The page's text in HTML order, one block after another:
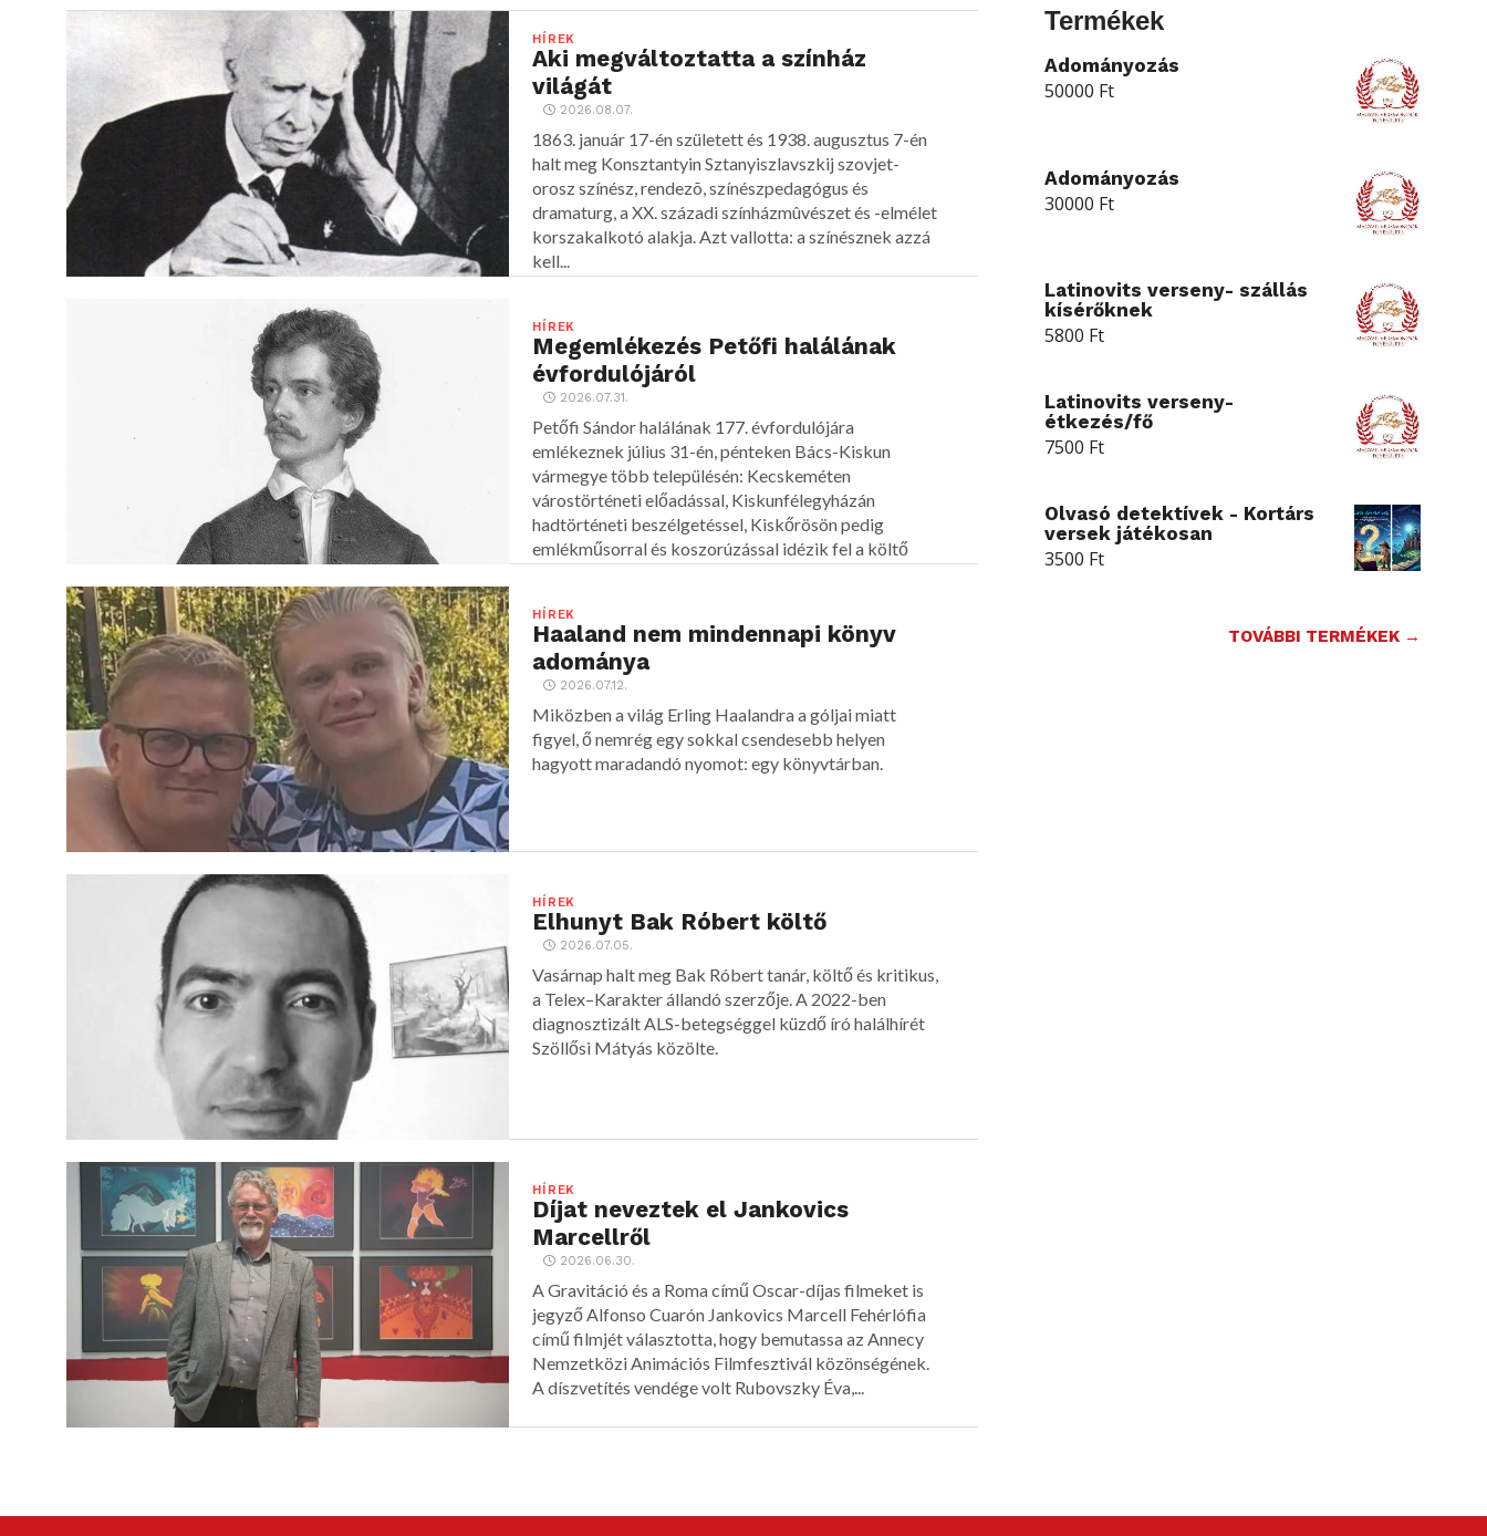
HÍREK
Aki megváltoztatta a színház
világát
2026.08.07.
1863. január 17-én született és 1938. augusztus 7-én
halt meg Konsztantyin Sztanyiszlavszkij szovjet-
orosz színész, rendezõ, színészpedagógus és
dramaturg, a XX. századi színházmûvészet és -elmélet
korszakalkotó alakja. Azt vallotta: a színésznek azzá
kell...
HÍREK
Megemlékezés Petőfi halálának
évfordulójáról
2026.07.31.
Petőfi Sándor halálának 177. évfordulójára
emlékeznek július 31-én, pénteken Bács-Kiskun
vármegye több településén: Kecskeméten
várostörténeti előadással, Kiskunfélegyházán
hadtörténeti beszélgetéssel, Kiskőrösön pedig
emlékműsorral és koszorúzással idézik fel a költő
HÍREK
Haaland nem mindennapi könyv
adománya
2026.07.12.
Miközben a világ Erling Haalandra a góljai miatt
figyel, ő nemrég egy sokkal csendesebb helyen
hagyott maradandó nyomot: egy könyvtárban.
HÍREK
Elhunyt Bak Róbert költő
2026.07.05.
Vasárnap halt meg Bak Róbert tanár, költő és kritikus,
a Telex–Karakter állandó szerzője. A 2022-ben
diagnosztizált ALS-betegséggel küzdő író halálhírét
Szöllősi Mátyás közölte.
HÍREK
Díjat neveztek el Jankovics
Marcellről
2026.06.30.
A Gravitáció és a Roma című Oscar-díjas filmeket is
jegyző Alfonso Cuarón Jankovics Marcell Fehérlófia
című filmjét választotta, hogy bemutassa az Annecy
Nemzetközi Animációs Filmfesztivál közönségének.
A díszvetítés vendége volt Rubovszky Éva,...
Termékek
Adományozás
50000 Ft
Adományozás
30000 Ft
Latinovits verseny- szállás
kísérőknek
5800 Ft
Latinovits verseny-
étkezés/fő
7500 Ft
Olvasó detektívek - Kortárs
versek játékosan
3500 Ft
TOVÁBBI TERMÉKEK →